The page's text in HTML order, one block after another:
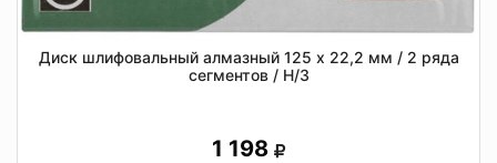
Диск шлифовальный алмазный 125 х 22,2 мм / 2 ряда
сегментов / Н/З
1 198